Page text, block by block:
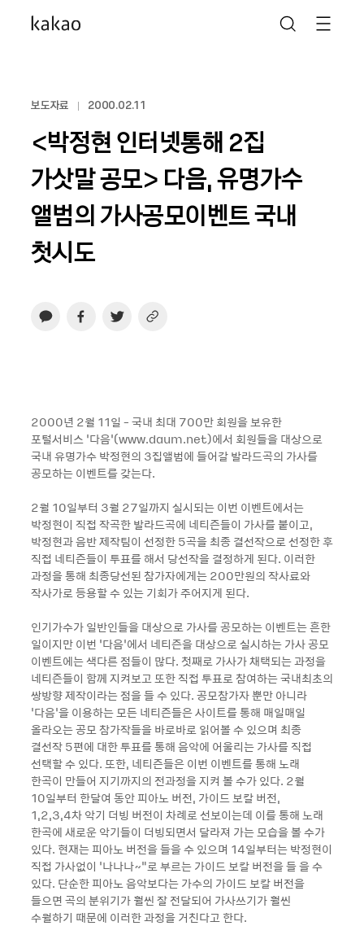
보도자료 2000.02.11
<박정현 인터넷통해 2집
가삿말 공모> 다음, 유명가수
앨범의 가사공모이벤트 국내
첫시도
2000년 2월 11일 - 국내 최대 700만 회원을 보유한
포털서비스 ‘다음’(www.daum.net)에서 회원들을 대상으로
국내 유명가수 박정현의 3집앨범에 들어갈 발라드곡의 가사를
공모하는 이벤트를 갖는다.
2월 10일부터 3월 27일까지 실시되는 이번 이벤트에서는
박정현이 직접 작곡한 발라드곡에 네티즌들이 가사를 붙이고,
박정현과 음반 제작팀이 선정한 5곡을 최종 결선작으로 선정한 후
직접 네티즌들이 투표를 해서 당선작을 결정하게 된다. 이러한
과정을 통해 최종당선된 참가자에게는 200만원의 작사료와
작사가로 등용할 수 있는 기회가 주어지게 된다.
인기가수가 일반인들을 대상으로 가사를 공모하는 이벤트는 흔한
일이지만 이번 ‘다음’에서 네티즌을 대상으로 실시하는 가사 공모
이벤트에는 색다른 점들이 많다. 첫째로 가사가 채택되는 과정을
네티즌들이 함께 지켜보고 또한 직접 투표로 참여하는 국내최초의
쌍방향 제작이라는 점을 들 수 있다. 공모참가자 뿐만 아니라
‘다음’을 이용하는 모든 네티즌들은 사이트를 통해 매일매일
올라오는 공모 참가작들을 바로바로 읽어볼 수 있으며 최종
결선작 5편에 대한 투표를 통해 음악에 어울리는 가사를 직접
선택할 수 있다. 또한, 네티즌들은 이번 이벤트를 통해 노래
한곡이 만들어 지기까지의 전과정을 지켜 볼 수가 있다. 2월
10일부터 한달여 동안 피아노 버전, 가이드 보칼 버전,
1,2,3,4차 악기 더빙 버전이 차례로 선보이는데 이를 통해 노래
한곡에 새로운 악기들이 더빙되면서 달라져 가는 모습을 볼 수가
있다. 현재는 피아노 버전을 들을 수 있으며 14일부터는 박정현이
직접 가사없이 ‘나나나~”로 부르는 가이드 보칼 버전을 들 을 수
있다. 단순한 피아노 음악보다는 가수의 가이드 보칼 버전을
들으면 곡의 분위기가 훨씬 잘 전달되어 가사쓰기가 훨씬
수월하기 때문에 이러한 과정을 거친다고 한다.